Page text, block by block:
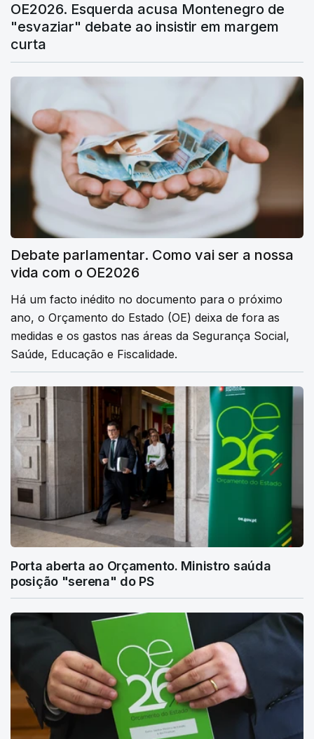
OE2026. Esquerda acusa Montenegro de
"esvaziar" debate ao insistir em margem
curta
Debate parlamentar. Como vai ser a nossa
vida com o OE2026
Há um facto inédito no documento para o próximo
ano, o Orçamento do Estado (OE) deixa de fora as
medidas e os gastos nas áreas da Segurança Social,
Saúde, Educação e Fiscalidade.
Porta aberta ao Orçamento. Ministro saúda
posição "serena" do PS